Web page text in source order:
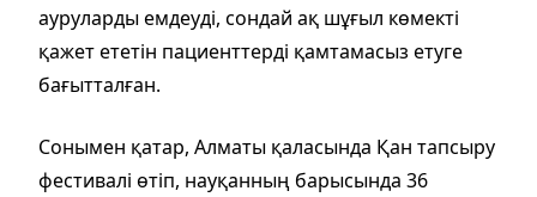
ауруларды емдеуді, сондай ақ шұғыл көмекті
қажет ететін пациенттерді қамтамасыз етуге
бағытталған.
Сонымен қатар, Алматы қаласында Қан тапсыру
фестивалі өтіп, науқанның барысында 36